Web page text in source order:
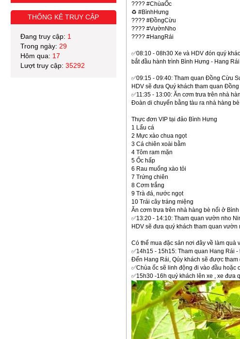
THỐNG KÊ TRUY CẬP
Đang truy cập: 1
Trong ngày: 29
Hôm qua: 17
Lượt truy cập: 35292
???? #ChùaỐc
♻️ #BìnhHưng
???? #ĐồngCừu
???? #VườnNho
???? #HangRái
✅08:10 - 08h30 Xe và HDV đón quý
bắt đầu hành trình Bình Hưng - Hang
✅09:15 - 09:40: Tham quan Đồng Cừu
HDV sẽ đưa Quý khách tham quan
✅11:35 - 13:00: Ăn cơm trưa trên nhà
Đoàn di chuyển bằng tàu ra nhà hàng
Thực đơn VIP tại đảo Bình Hưng
1 Lẩu cá
2 Mực xào chua ngọt
3 Cá chiên xoài bằm
4 Tôm ram mặn
5 Ốc hấp
6 Rau muống xào tỏi
7 Trứng chiên
8 Cơm trắng
9 Trà đá, nước ngọt
10 Trái cây tráng miệng
Ăn cơm trưa trên nhà hàng bè nổi ở Bình
✅13:20 - 14:10: Tham quan vườn nho
HDV sẽ đưa quý khách tham quan
Có thể mua đặc sản nơi đây về làm quà
✅14h15 - 15h15: Tham quan Hang Rái
Đến Hang Rái, Qúy khách sẽ được
✅Chùa ốc sẽ linh động đi vào đầu hoặc
✅15h30 -16h quý khách lên xe , xe đưa